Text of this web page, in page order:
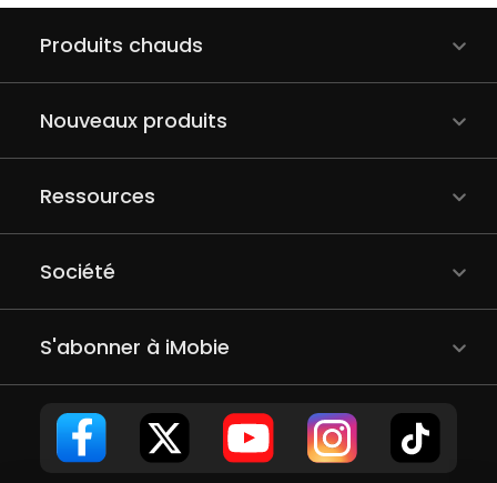
Produits chauds
Nouveaux produits
Ressources
Société
S'abonner à iMobie